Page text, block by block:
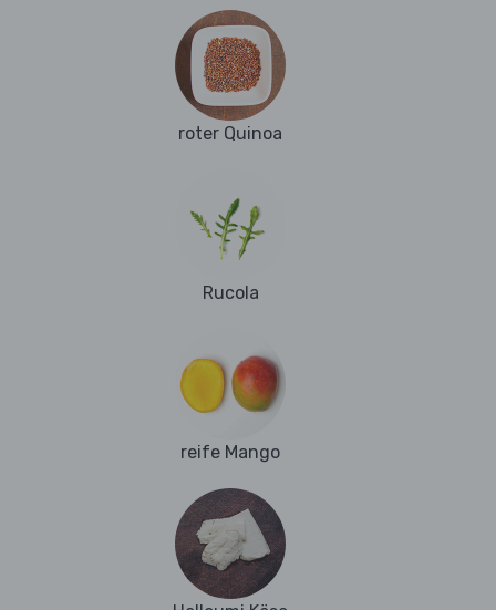
roter Quinoa
Rucola
reife Mango